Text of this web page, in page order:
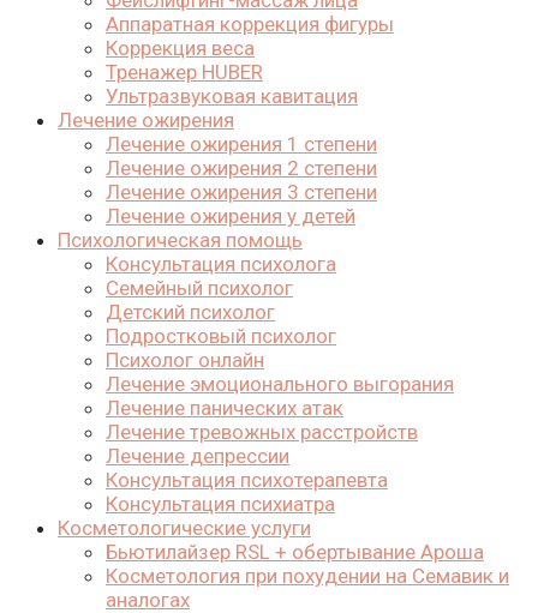
Аппаратная коррекция фигуры
Коррекция веса
Тренажер HUBER
Ультразвуковая кавитация
Лечение ожирения
Лечение ожирения 1 степени
Лечение ожирения 2 степени
Лечение ожирения 3 степени
Лечение ожирения у детей
Психологическая помощь
Консультация психолога
Семейный психолог
Детский психолог
Подростковый психолог
Психолог онлайн
Лечение эмоционального выгорания
Лечение панических атак
Лечение тревожных расстройств
Лечение депрессии
Консультация психотерапевта
Консультация психиатра
Косметологические услуги
Бьютилайзер RSL + обертывание Ароша
Косметология при похудении на Семавик и
аналогах